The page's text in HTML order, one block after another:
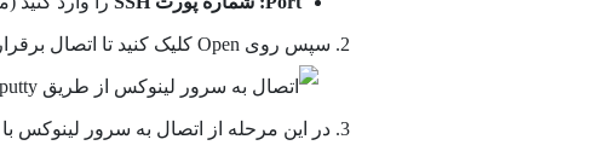
2. سپس روی Open کلیک کنید تا اتصال برقرار شود.